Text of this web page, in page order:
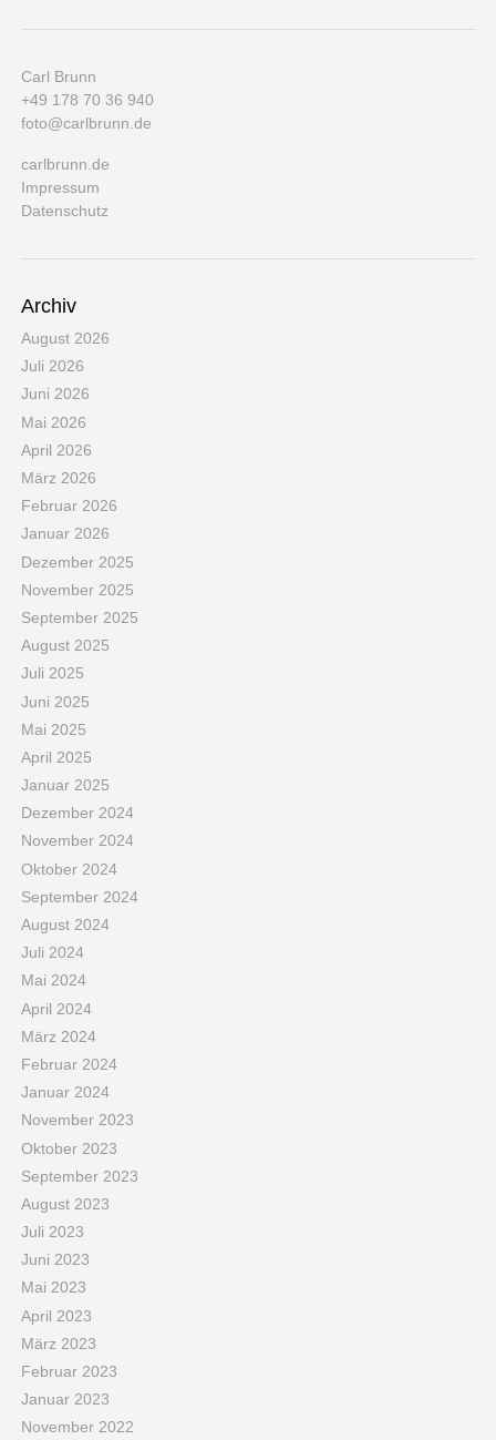
Carl Brunn
+49 178 70 36 940
foto@carlbrunn.de
carlbrunn.de
Impressum
Datenschutz
Archiv
August 2026
Juli 2026
Juni 2026
Mai 2026
April 2026
März 2026
Februar 2026
Januar 2026
Dezember 2025
November 2025
September 2025
August 2025
Juli 2025
Juni 2025
Mai 2025
April 2025
Januar 2025
Dezember 2024
November 2024
Oktober 2024
September 2024
August 2024
Juli 2024
Mai 2024
April 2024
März 2024
Februar 2024
Januar 2024
November 2023
Oktober 2023
September 2023
August 2023
Juli 2023
Juni 2023
Mai 2023
April 2023
März 2023
Februar 2023
Januar 2023
November 2022